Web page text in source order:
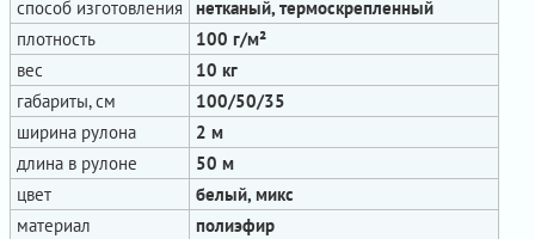
способ изготовления
нетканый, термоскрепленный
плотность
100 г/м²
вес
10 кг
габариты, см
100/50/35
ширина рулона
2 м
длина в рулоне
50 м
цвет
белый, микс
материал
полиэфир